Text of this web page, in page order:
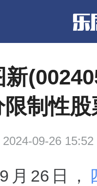
制性
2024-09-26 15:52
月26日，